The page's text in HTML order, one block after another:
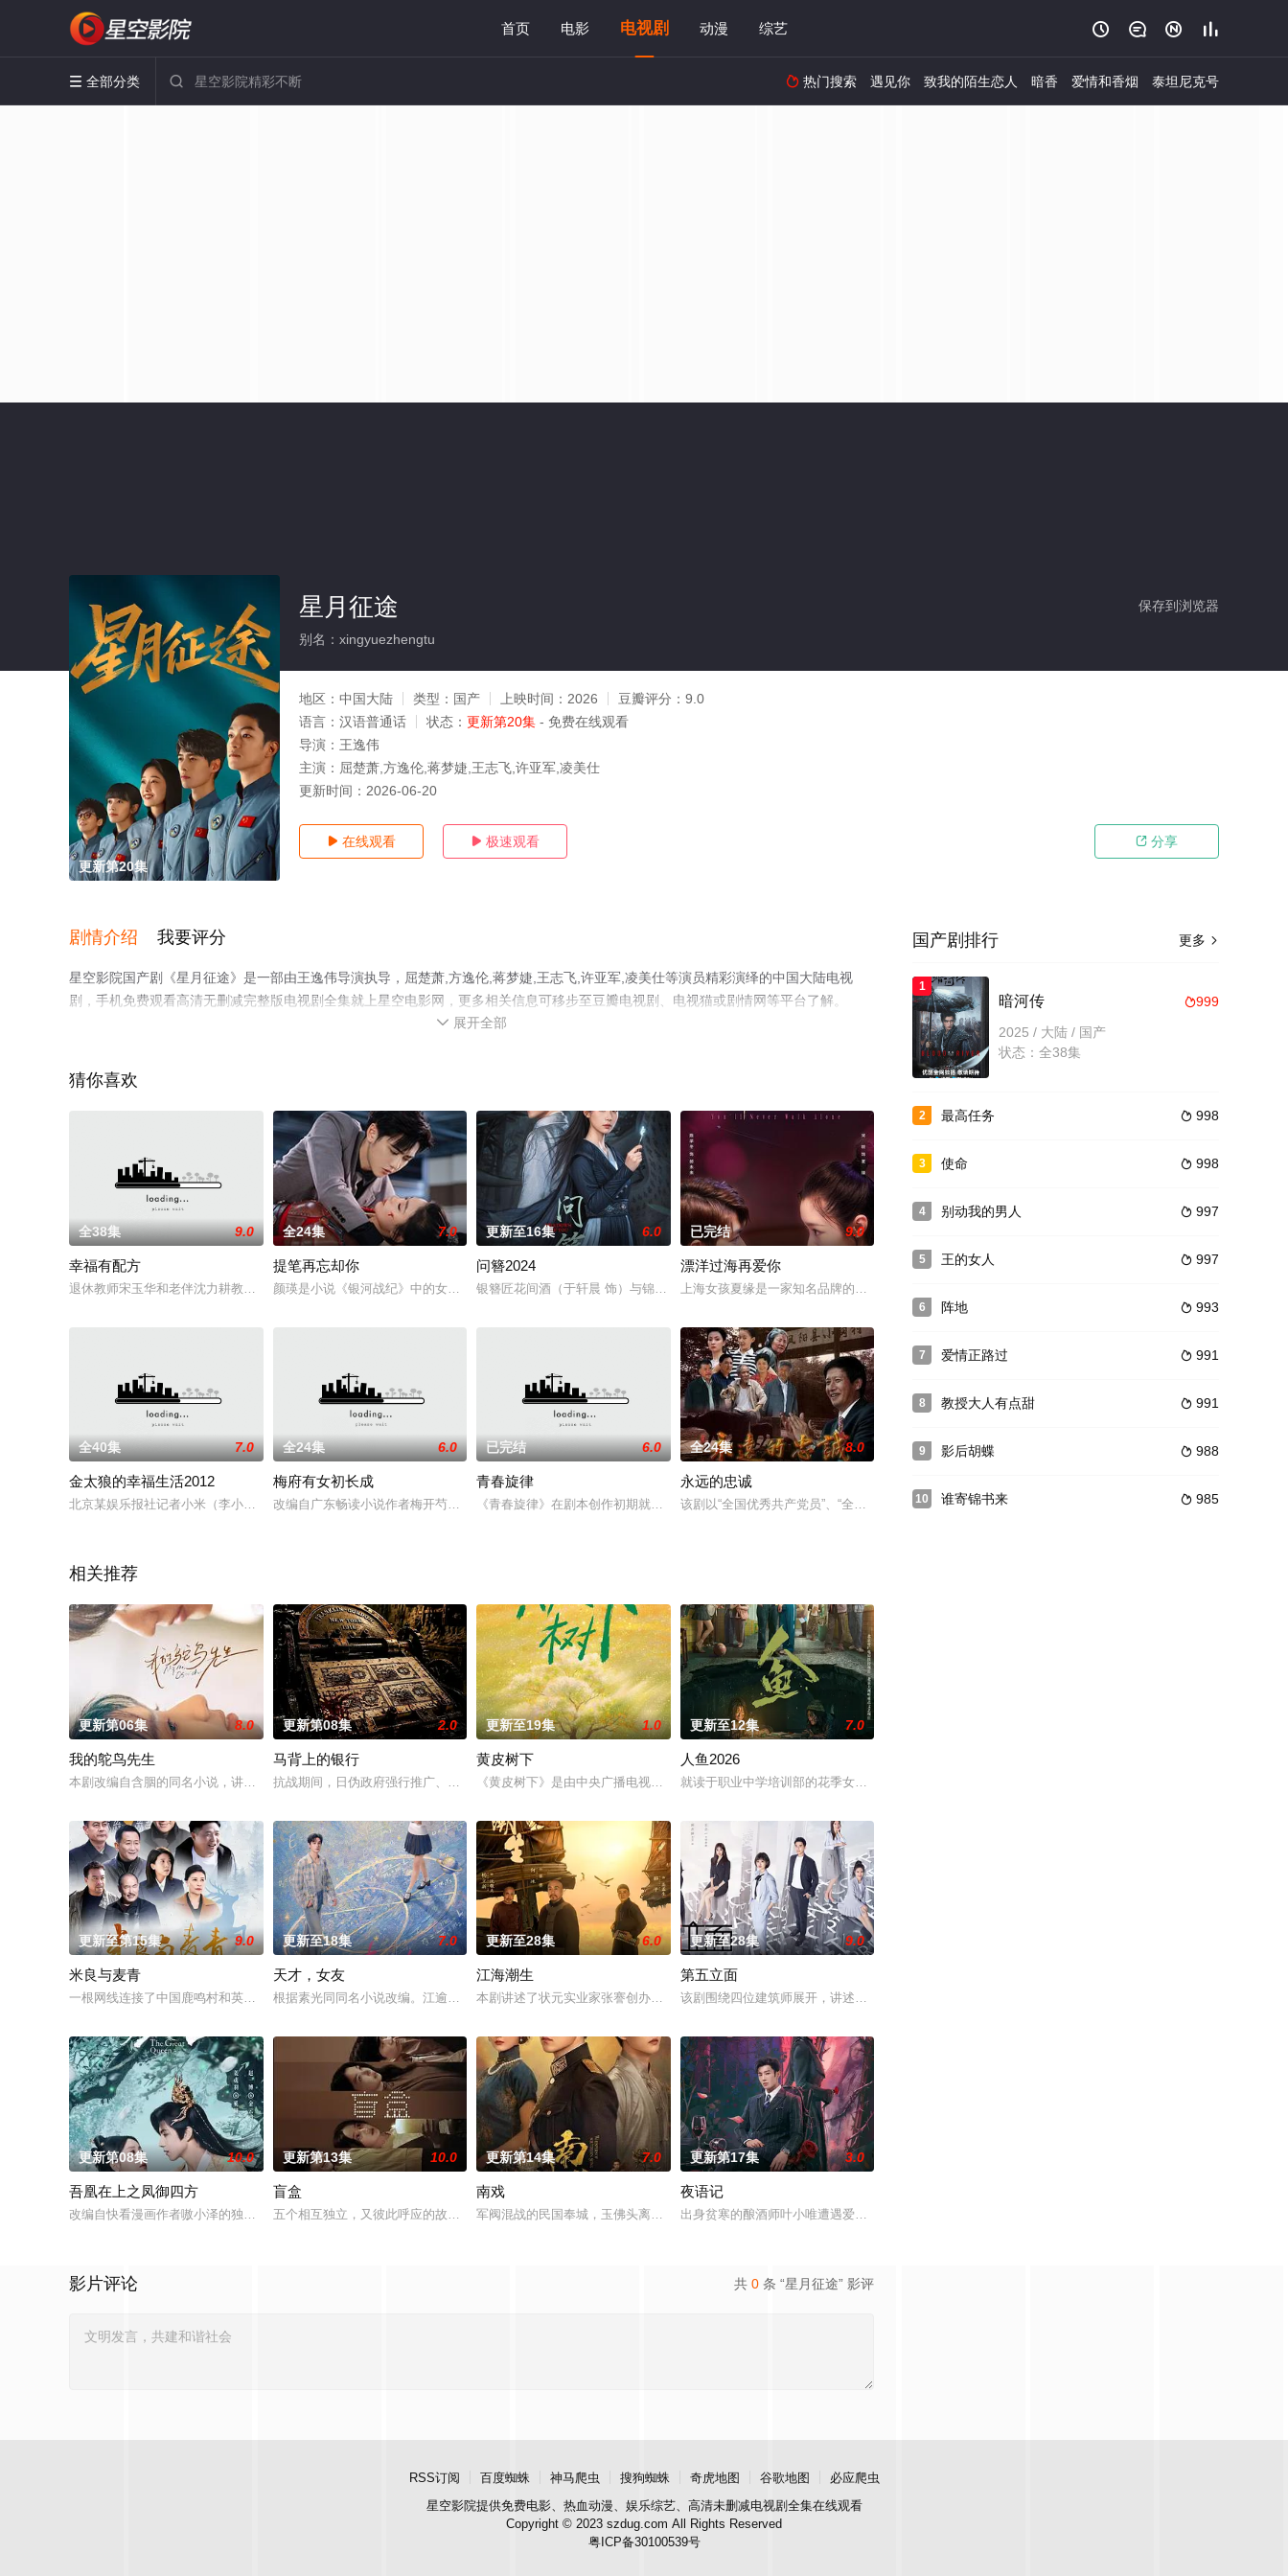
首页 电影 电视剧 动漫 综艺    
 全部分类   热门搜索 遇见你 致我的陌生恋人 暗香 爱情和香烟 泰坦尼克号
更新第20集
保存到浏览器
星月征途
别名：xingyuezhengtu
地区： 中国大陆 类型： 国产 上映时间： 2026 豆瓣评分： 9.0
语言： 汉语普通话 状态： 更新第20集 - 免费在线观看
导演： 王逸伟
主演： 屈楚萧,方逸伦,蒋梦婕,王志飞,许亚军,凌美仕
更新时间： 2026-06-20
 在线观看  极速观看  分享
剧情介绍 我要评分
星空影院国产剧《星月征途》是一部由王逸伟导演执导，屈楚萧,方逸伦,蒋梦婕,王志飞,许亚军,凌美仕等演员精彩演绎的中国大陆电视
剧，手机免费观看高清无删减完整版电视剧全集就上星空电影网，更多相关信息可移步至豆瓣电视剧、电视猫或剧情网等平台了解。
 展开全部
猜你喜欢
全38集 9.0
幸福有配方
退休教师宋玉华和老伴沈力耕教子有方，培养的三个儿女纷纷在外打拼，事业有成。宋玉华自老伴去世后，不能适应“出门一把锁
全24集 7.0
提笔再忘却你
颜瑛是小说《银河战纪》中的女将军。她杀伐决断，为保家卫国为恩怨情仇，不得不面临与爱人相爱相杀的残酷结局。借助“七夕
更新至16集 6.0
问簪2024
银簪匠花间酒（于轩晨 饰）与锦麟卫吴杏雨（穆乐恩 饰）大婚次日，京城发生命案，凶手疑似潜逃多年的杀人狂魔之子李沐。
已完结 9.0
漂洋过海再爱你
上海女孩夏缘是一家知名品牌的销售部主管，事业稳定后的她向交往了三年的男友宋航宇提出结婚时，但他失
全40集 7.0
金太狼的幸福生活2012
北京某娱乐报社记者小米（李小璐 饰）与妇产科医生金亮（王雷 饰）地下恋多年，偷偷领了结婚证。此事在小米家引起了轩然
全24集 6.0
梅府有女初长成
改编自广东畅读小说作者梅开芍作品《梅府有女初成妃》。现代女孩丁一媚偶然穿越到年代久远的大漠国，成为体弱多病的嫡女梅
已完结 6.0
青春旋律
《青春旋律》在剧本创作初期就多次组织首都各高校的往届、应届毕业生进行座谈、交流，力求能够探察到当今毕业生群体的社会
全24集 8.0
永远的忠诚
该剧以“全国优秀共产党员”、“全国百名优秀村官”、安徽省凤阳县小岗村党支部原第一书记村委会主任沈浩同志
相关推荐
更新第06集 8.0
我的鸵鸟先生
本剧改编自含胭的同名小说，讲述了邻家女孩庞倩（苏晓彤 饰）与童年时因一场意外落下身体残缺的少年顾铭夕（何洛洛 饰）
更新第08集 2.0
马背上的银行
抗战期间，日伪政府强行推广、使用由“中国准备银行”发行的伪钞货币。根据党中央指示，高景波、徐邵梁、孙希光和黄鹰等人
更新至19集 1.0
黄皮树下
《黄皮树下》是由中央广播电视总台农业农村节目中心联合中共郁南县委、郁南县人民政府共同拍摄的20集乡村振兴主题剧集。
更新至12集 7.0
人鱼2026
就读于职业中学培训部的花季女生苏琳（黄杨钿甜 饰），虽自小被父母忽视，在艰苦环境中长大，但她始终刻
更新至第15集 9.0
米良与麦青
一根网线连接了中国鹿鸣村和英国牛津，麦香通过视频向米良宣告：婚不结了。鹿鸣村开了锅，村民大骂麦香是叛徒。麦香是婚前
更新至18集 7.0
天才，女友
根据素光同同名小说改编。江逾白长大以后，林知夏忽然对他说：“江逾白，我喜欢你，哲学和生物学意义上的喜欢。”那个夜晚
更新至28集 6.0
江海潮生
本剧讲述了状元实业家张謇创办大生企业，实业报国的故事。甲午战争后，国家蒙羞，张謇虽高中状元，却渴望寻求强国之路。他
更新至28集 9.0
第五立面
该剧围绕四位建筑师展开，讲述了他们在中意合作项目中面对专业挑战与境外竞争，通过创新实践实现本土设
更新第08集 10.0
吾凰在上之凤御四方
改编自快看漫画作者嗷小泽的独家连载漫画《吾凰在上》。现代少女奚圆（姜贞羽 饰）因意外踏入玄机界，继而卷入虎云国内乱
更新第13集 10.0
盲盒
五个相互独立，又彼此呼应的故事——用一场精心策划的“夏令营”完成复仇的受害者；临终前与遗憾和解的“无用之人”；共享
更新第14集 7.0
南戏
军阀混战的民国奉城，玉佛头离奇失窃，戏班主横尸戏台，将冷血少帅许又安与昆曲名伶荣筱楠推向不死不休的对立绝境。而他们
更新第17集 3.0
夜语记
出身贫寒的酿酒师叶小唯遭遇爱人程桉、恩师林晚媚的双重背叛。她从恨意中涅槃重生，借私生女桑落的身份
共 0 条 “星月征途” 影评
影片评论
更多 
国产剧排行
1
999
暗河传
2025 / 大陆 / 国产
状态：全38集
2  998
最高任务
3  998
使命
4  997
别动我的男人
5  997
王的女人
6  993
阵地
7  991
爱情正路过
8  991
教授大人有点甜
9  988
影后胡蝶
10  985
谁寄锦书来
RSS订阅 百度蜘蛛 神马爬虫 搜狗蜘蛛 奇虎地图 谷歌地图
必应爬虫
星空影院提供免费电影、热血动漫、娱乐综艺、高清未删减电视剧全集在线观看
Copyright © 2023 szdug.com All Rights Reserved
粤ICP备30100539号